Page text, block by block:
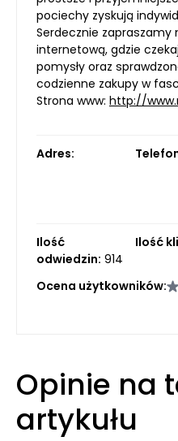
pociechy zyskują
Serdecznie zapraszamy
internetową, gdzie
pomysły oraz
codzienne zakupy w
Strona www: http://
Adres:
Ilość
odwiedzin: 914
Ilość
Ocena użytkowników:
Opinie na
artykułu